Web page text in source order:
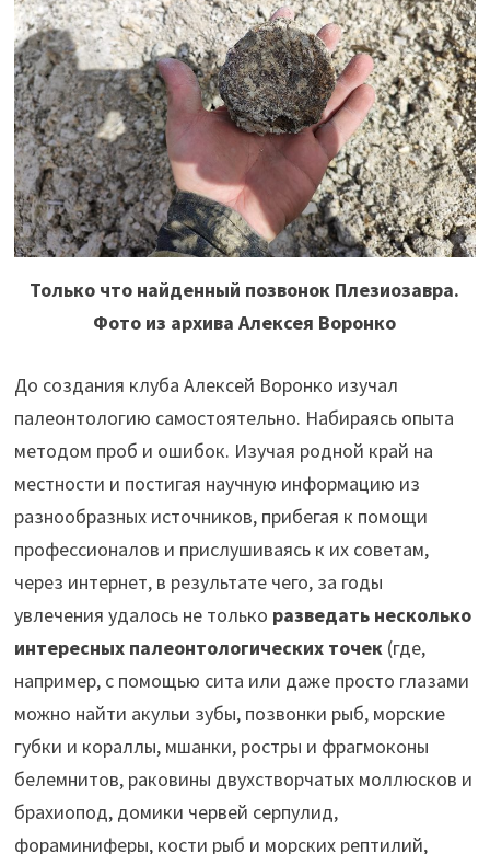
Только что найденный позвонок Плезиозавра.
Фото из архива Алексея Воронко
До создания клуба Алексей Воронко изучал
палеонтологию самостоятельно. Набираясь опыта
методом проб и ошибок. Изучая родной край на
местности и постигая научную информацию из
разнообразных источников, прибегая к помощи
профессионалов и прислушиваясь к их советам,
через интернет, в результате чего, за годы
увлечения удалось не только разведать несколько
интересных палеонтологических точек (где,
например, с помощью сита или даже просто глазами
можно найти акульи зубы, позвонки рыб, морские
губки и кораллы, мшанки, ростры и фрагмоконы
белемнитов, раковины двухстворчатых моллюсков и
брахиопод, домики червей серпулид,
фораминиферы, кости рыб и морских рептилий,